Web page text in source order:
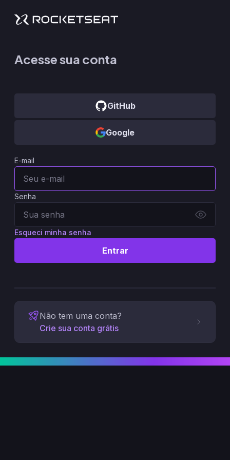
Acesse sua conta
GitHub
Google
E-mail
Senha
Esqueci minha senha
Entrar
Não tem uma conta?
Crie sua conta grátis